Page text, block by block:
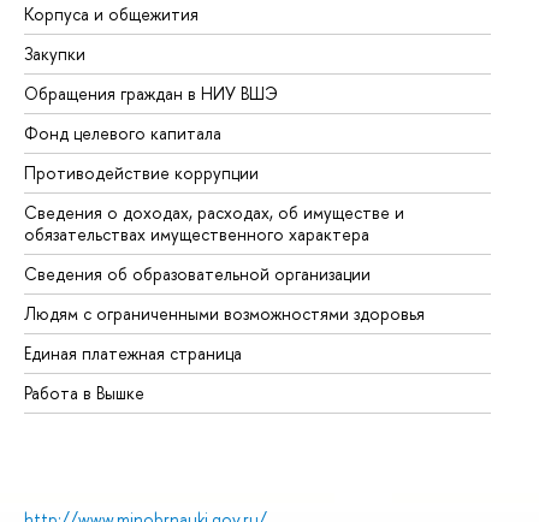
Корпуса и общежития
Закупки
Обращения граждан в НИУ ВШЭ
Фонд целевого капитала
Противодействие коррупции
Сведения о доходах, расходах, об имуществе и
обязательствах имущественного характера
Сведения об образовательной организации
Людям с ограниченными возможностями здоровья
Единая платежная страница
Работа в Вышке